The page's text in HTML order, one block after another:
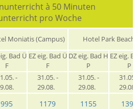
à 50 Minuten
pro Woche
Moniatis (Campus)
Hotel Park Beach
Bad Ü
F
EZ eig. Bad Ü
F
DZ eig. Bad H
P
EZ eig.
P
-
31.05. -
29.08.
31.05. -
29.08.
31.05.
995 1179 1155 1395